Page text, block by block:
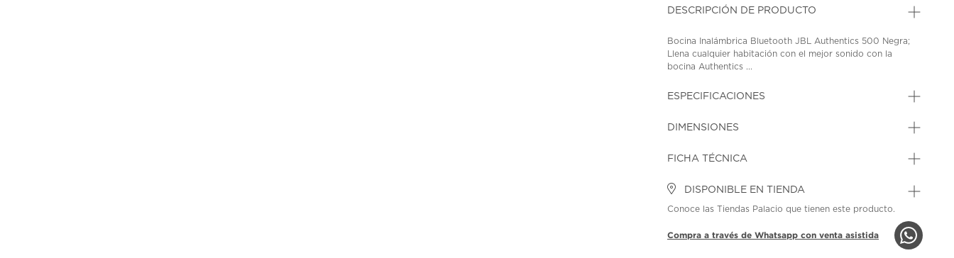
DESCRIPCIÓN DE PRODUCTO
Bocina Inalámbrica Bluetooth JBL Authentics 500 Negra;
Llena cualquier habitación con el mejor sonido con la
bocina Authentics ...
ESPECIFICACIONES
DIMENSIONES
FICHA TÉCNICA
DISPONIBLE EN TIENDA
Conoce las Tiendas Palacio que tienen este producto.
Compra a través de Whatsapp con venta asistida